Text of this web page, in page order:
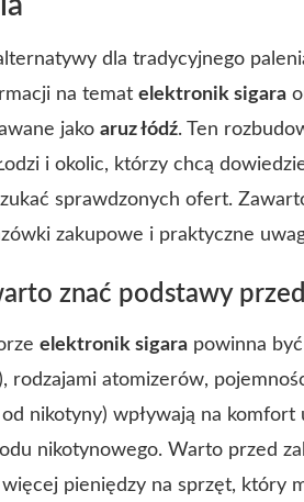
dla tradycyjnego
na temat elektronik sigara
jako aruz łódź. Ten
i okolic, którzy chcą
sprawdzonych ofert.
zakupowe i praktyczne
znać podstawy
elektronik sigara powinna
rodzajami atomizerów,
nikotyny) wpływają na
nikotynowego. Warto przed
pieniędzy na sprzęt, który